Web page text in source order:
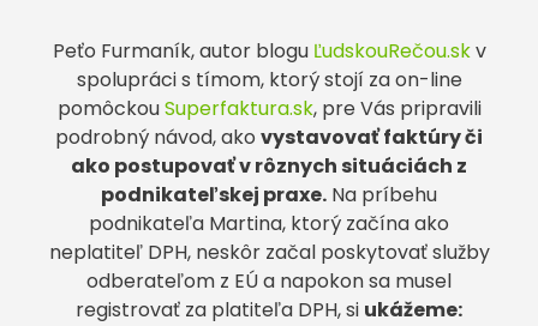
Peťo Furmaník, autor blogu ĽudskouRečou.skv
spolupráci s tímom, ktorý stojí za on-line
pomôckouSuperfaktura.sk, pre Vás pripravili
podrobný návod, ako vystavovať faktúry či
ako postupovať v rôznych situáciách z
podnikateľskej praxe. Na príbehu
podnikateľa Martina, ktorý začína ako
neplatiteľ DPH, neskôr začal poskytovať služby
odberateľom z EÚ a napokon sa musel
registrovať za platiteľa DPH, si ukážeme: